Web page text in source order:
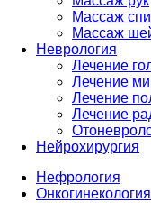
Массаж
Массаж
Неврология
Лечение
Лечение
Лечение
Лечение
Нейрохирургия
Нефрология
Онкогинекология